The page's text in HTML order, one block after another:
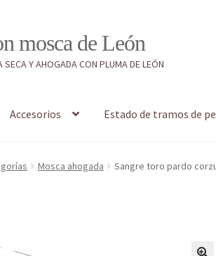
mosca de León
SECA Y AHOGADA CON PLUMA DE LEÓN
Accesorios Estado de tramos de
título) Caja Estado de tramos de pesca
Mosca ahogada Sangre toro pardo